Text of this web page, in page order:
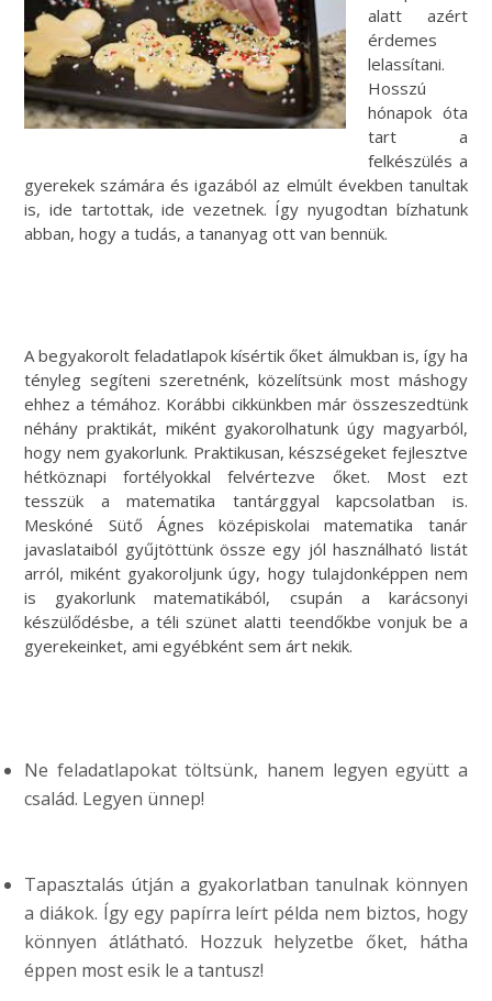
alatt azért
érdemes
lelassítani.
Hosszú
hónapok óta
tart a
felkészülés a
gyerekek számára és igazából az elmúlt években tanultak
is, ide tartottak, ide vezetnek. Így nyugodtan bízhatunk
abban, hogy a tudás, a tananyag ott van bennük.
A begyakorolt feladatlapok kísértik őket álmukban is, így ha
tényleg segíteni szeretnénk, közelítsünk most máshogy
ehhez a témához. Korábbi cikkünkben már összeszedtünk
néhány praktikát, miként gyakorolhatunk úgy magyarból,
hogy nem gyakorlunk. Praktikusan, készségeket fejlesztve
hétköznapi fortélyokkal felvértezve őket. Most ezt
tesszük a matematika tantárggyal kapcsolatban is.
Meskóné Sütő Ágnes középiskolai matematika tanár
javaslataiból gyűjtöttünk össze egy jól használható listát
arról, miként gyakoroljunk úgy, hogy tulajdonképpen nem
is gyakorlunk matematikából, csupán a karácsonyi
készülődésbe, a téli szünet alatti teendőkbe vonjuk be a
gyerekeinket, ami egyébként sem árt nekik.
Ne feladatlapokat töltsünk, hanem legyen együtt a
család. Legyen ünnep!
Tapasztalás útján a gyakorlatban tanulnak könnyen
a diákok. Így egy papírra leírt példa nem biztos, hogy
könnyen átlátható. Hozzuk helyzetbe őket, hátha
éppen most esik le a tantusz!